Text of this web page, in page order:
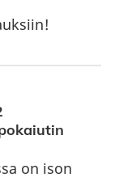
on ison